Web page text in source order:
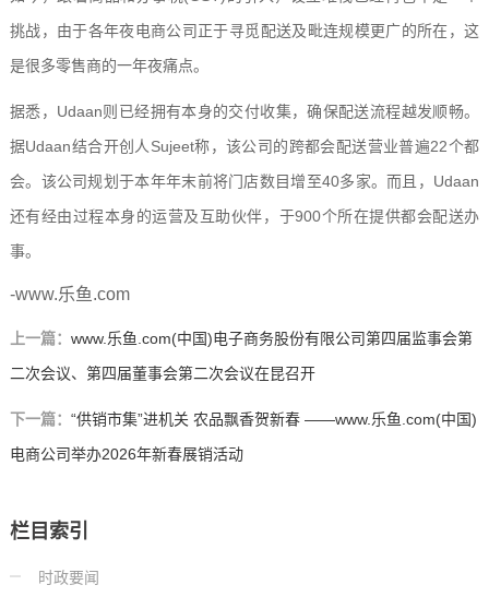
挑战，由于各年夜电商公司正于寻觅配送及毗连规模更广的所在，这
是很多零售商的一年夜痛点。
据悉，Udaan则已经拥有本身的交付收集，确保配送流程越发顺畅。
据Udaan结合开创人Sujeet称，该公司的跨都会配送营业普遍22个都
会。该公司规划于本年年末前将门店数目增至40多家。而且，Udaan
还有经由过程本身的运营及互助伙伴，于900个所在提供都会配送办
事。
-www.乐鱼.com
上一篇： www.乐鱼.com(中国)电子商务股份有限公司第四届监事会第
二次会议、第四届董事会第二次会议在昆召开
下一篇： “供销市集”进机关 农品飘香贺新春 ——www.乐鱼.com(中国)
电商公司举办2026年新春展销活动
栏目索引
时政要闻